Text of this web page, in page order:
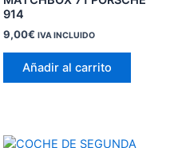
914
9,00€ IVA INCLUIDO
Añadir al carrito